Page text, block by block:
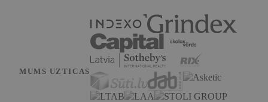
MUMS UZTICAS